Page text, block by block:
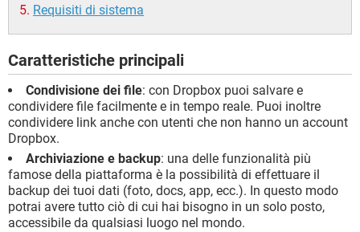
Requisiti di sistema
Caratteristiche principali
Condivisione dei file: con Dropbox puoi salvare e
condividere file facilmente e in tempo reale. Puoi inoltre
condividere link anche con utenti che non hanno un account
Dropbox.
Archiviazione e backup: una delle funzionalità più
famose della piattaforma è la possibilità di effettuare il
backup dei tuoi dati (foto, docs, app, ecc.). In questo modo
potrai avere tutto ciò di cui hai bisogno in un solo posto,
accessibile da qualsiasi luogo nel mondo.